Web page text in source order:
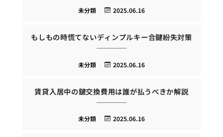
2025.06.16
未分類
もしもの時慌てないディンプルキー合鍵紛失対策
2025.06.16
未分類
賃貸入居中の鍵交換費用は誰が払うべきか解説
2025.06.16
未分類